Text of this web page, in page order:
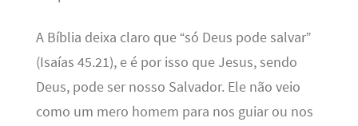
A Bíblia deixa claro que “só Deus pode salvar”
(Isaías 45.21), e é por isso que Jesus, sendo
Deus, pode ser nosso Salvador. Ele não veio
como um mero homem para nos guiar ou nos